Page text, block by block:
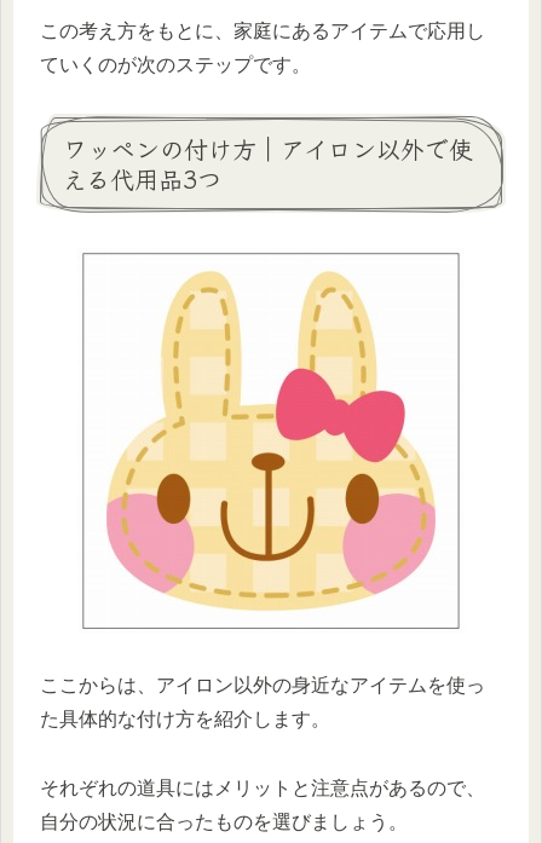
この考え方をもとに、家庭にあるアイテムで応用し
ていくのが次のステップです。
ワッペンの付け方｜アイロン以外で使
える代用品3つ
ここからは、アイロン以外の身近なアイテムを使っ
た具体的な付け方を紹介します。
それぞれの道具にはメリットと注意点があるので、
自分の状況に合ったものを選びましょう。